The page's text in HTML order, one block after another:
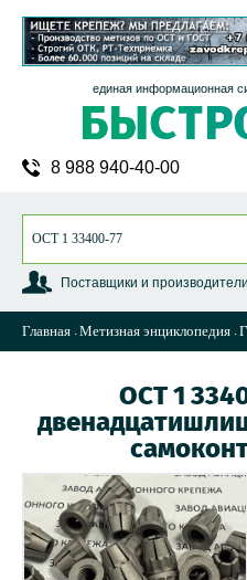
единая информационная
8 988 940-40-00
Поставщики и производители
Главная Метизная энциклопедия
ОСТ 1